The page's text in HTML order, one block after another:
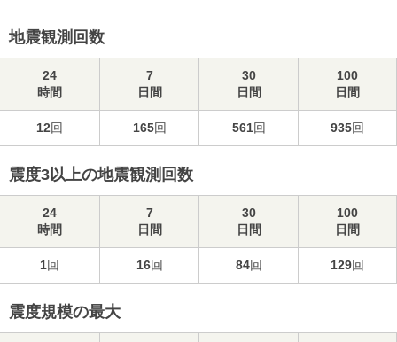
地震観測回数
24
時間
7
日間
30
日間
100
日間
12回 165回 561回 935回
震度3以上の地震観測回数
24
時間
7
日間
30
日間
100
日間
1回 16回 84回 129回
震度規模の最大